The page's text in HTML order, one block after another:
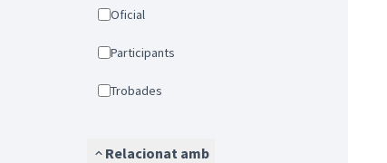
Oficial
Participants
Trobades
Relacionat amb